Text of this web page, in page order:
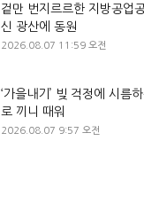
겉만 번지르르한 지방공업
신 광산에 동원
2026.08.07 11:59 오전
‘가을내기’ 빚 걱정에 시름
로 끼니 때워
2026.08.07 9:57 오전